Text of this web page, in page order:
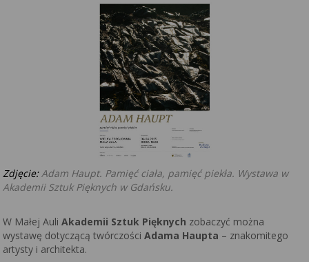
Zdjęcie:Adam Haupt. Pamięć ciała, pamięć piekła. Wystawa w
Akademii Sztuk Pięknych w Gdańsku.
W Małej AuliAkademii Sztuk Pięknych zobaczyć można
wystawę dotyczącą twórczościAdama Haupta – znakomitego
artysty i architekta.